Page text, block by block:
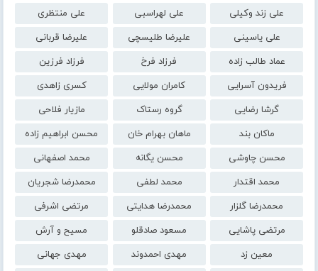
علی زند وکیلی
علی لهراسبی
علی منتظری
علی یاسینی
علیرضا طلیسچی
علیرضا قربانی
عماد طالب زاده
فرزاد فرخ
فرزاد فرزین
فریدون آسرایی
کامران مولایی
کسری زاهدی
گرشا رضایی
گروه رستاک
مازیار فلاحی
ماکان بند
ماهان بهرام خان
محسن ابراهیم زاده
محسن چاوشی
محسن یگانه
محمد اصفهانی
محمد اقتدار
محمد لطفی
محمدرضا شجریان
محمدرضا گلزار
محمدرضا هدایتی
مرتضی اشرفی
مرتضی پاشایی
مسعود صادقلو
مسیح و آرش
معین زد
مهدی احمدوند
مهدی جهانی